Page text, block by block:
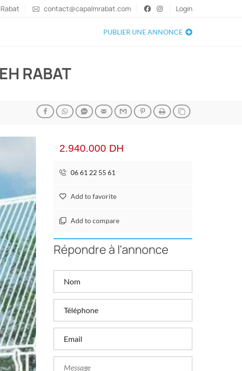
contact@capalmrabat.com Login
PUBLIER UNE ANNONCE
RABAT
2.940.000 DH
06 61 22 55 61
Add to favorite
Add to compare
Répondre à l'annonce